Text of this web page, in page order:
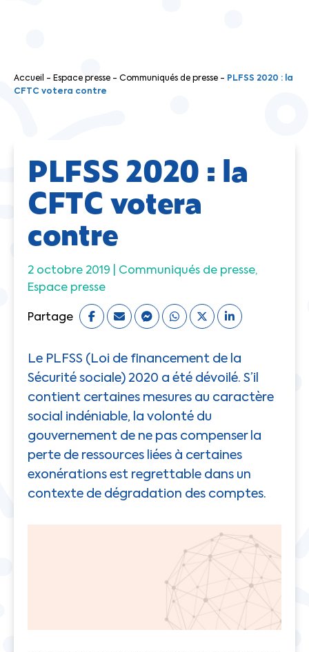
Accueil - Espace presse - Communiqués de presse - PLFSS 2020 : la
CFTC votera contre
PLFSS 2020 : la
CFTC votera
contre
2 octobre 2019 | Communiqués de presse
Espace presse
Partage
Le PLFSS (Loi de financement de la
Sécurité sociale) 2020 a été dévoilé. S’il
contient certaines mesures au caractère
social indéniable, la volonté du
gouvernement de ne pas compenser la
perte de ressources liées à certaines
exonérations est regrettable dans un
contexte de dégradation des comptes.